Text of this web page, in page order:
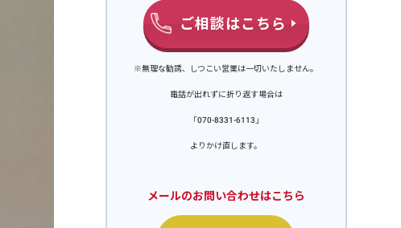
ご相談はこちら
※無理な勧誘、しつこい営業は一切いたしません。
電話が出れずに折り返す場合は
「070-8331-6113」
よりかけ直します。
メールのお問い合わせはこちら